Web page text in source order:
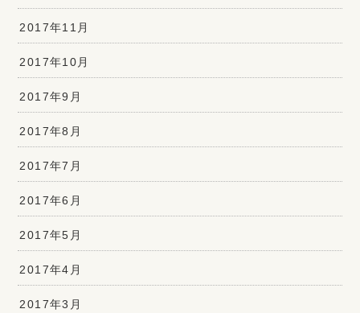
2017年11月
2017年10月
2017年9月
2017年8月
2017年7月
2017年6月
2017年5月
2017年4月
2017年3月